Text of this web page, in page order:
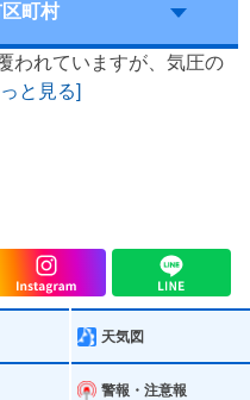
町村
われていますが、気圧の
と見る]
天気図
警報・注意報